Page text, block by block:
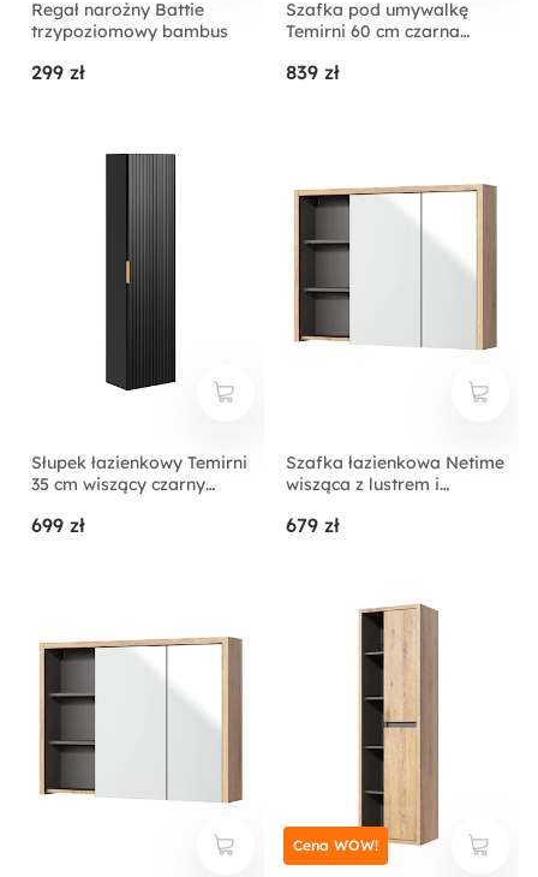
Regał narożny Battie
trzypoziomowy bambus
299 zł
Szafka pod umywalkę
Temirni 60 cm czarna
839 zł
Słupek łazienkowy Temirni
35 cm wiszący czarny
699 zł
Szafka łazienkowa Netime
wisząca z lustrem i
679 zł
Cena WOW!